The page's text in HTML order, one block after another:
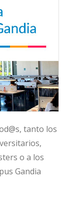
tanto los
o a los
Gandia